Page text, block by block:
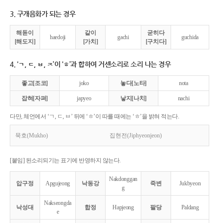
3. 구개음화가 되는 경우
해돋이
[해도지]
haedoji
같이
[가치]
gachi
굳히다
[구치다]
guchida
4. ‘ㄱ, ㄷ, ㅂ, ㅈ’이 ‘ㅎ’과 합하여 거센소리로 소리 나는 경우
좋고[조코] joko 놓다[노타] nota
잡혀[자펴] japyeo 낳지[나치] nachi
다만, 체언에서 ‘ㄱ, ㄷ, ㅂ’ 뒤에 ‘ㅎ’이 따를 때에는 ‘ㅎ’을 밝혀 적는다.
묵호(Mukho) 집현전(Jiphyeonjeon)
[붙임] 된소리되기는 표기에 반영하지 않는다.
압구정 Apgujeong 낙동강
Nakdonggan
g
죽변 Jukbyeon
낙성대
Nakseongda
e
합정 Hapjeong 팔당 Paldang